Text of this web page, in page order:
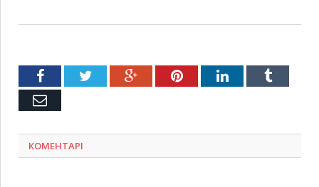
FacebookTwitter Google+PinterestLinkedInTumblr
Емейл
КОМЕНТАРІ